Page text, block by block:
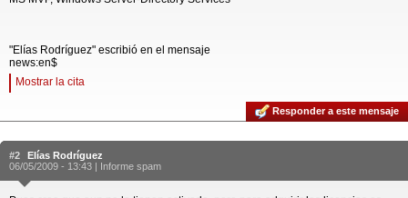
"Elías Rodríguez" escribió en el mensaje
news:en$
Mostrar la cita
Responder a este mensaje
#2
Elías Rodríguez
06/05/2009 - 13:43 | Informe spam